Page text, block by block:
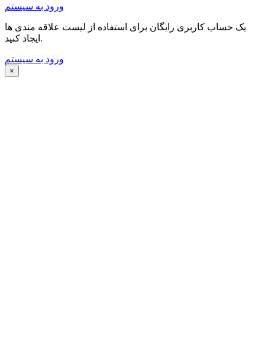
ورود به سیستم
یک حساب کاربری رایگان برای استفاده از لیست علاقه مندی ها
ایجاد کنید.
ورود به سیستم
×